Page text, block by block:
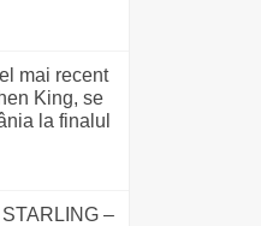
mai recent
King, se
la finalul
–